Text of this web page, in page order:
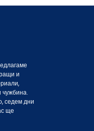
и
чужбина.
седем дни
ще